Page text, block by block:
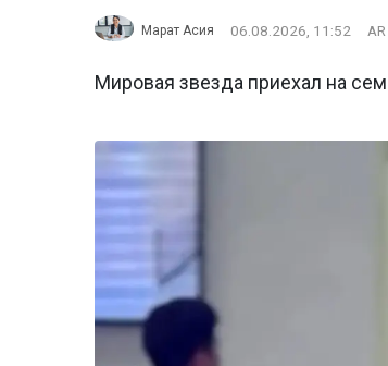
Марат Асия 06.08.2026, 11:52
Мировая звезда приехал на